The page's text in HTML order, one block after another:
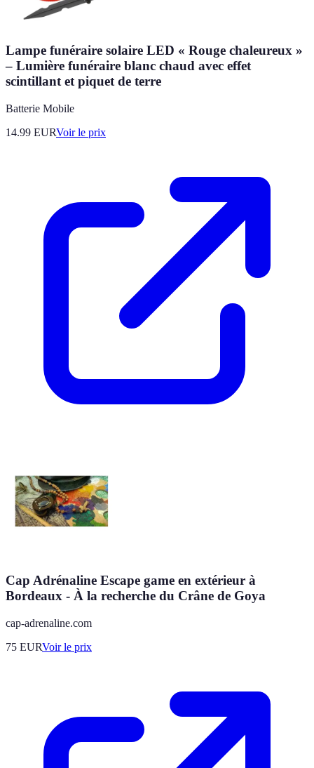
Lampe funéraire solaire LED « Rouge chaleureux »
– Lumière funéraire blanc chaud avec effet
scintillant et piquet de terre
Batterie Mobile
14.99 EURVoir le prix
Cap Adrénaline Escape game en extérieur à
Bordeaux - À la recherche du Crâne de Goya
cap-adrenaline.com
75 EURVoir le prix